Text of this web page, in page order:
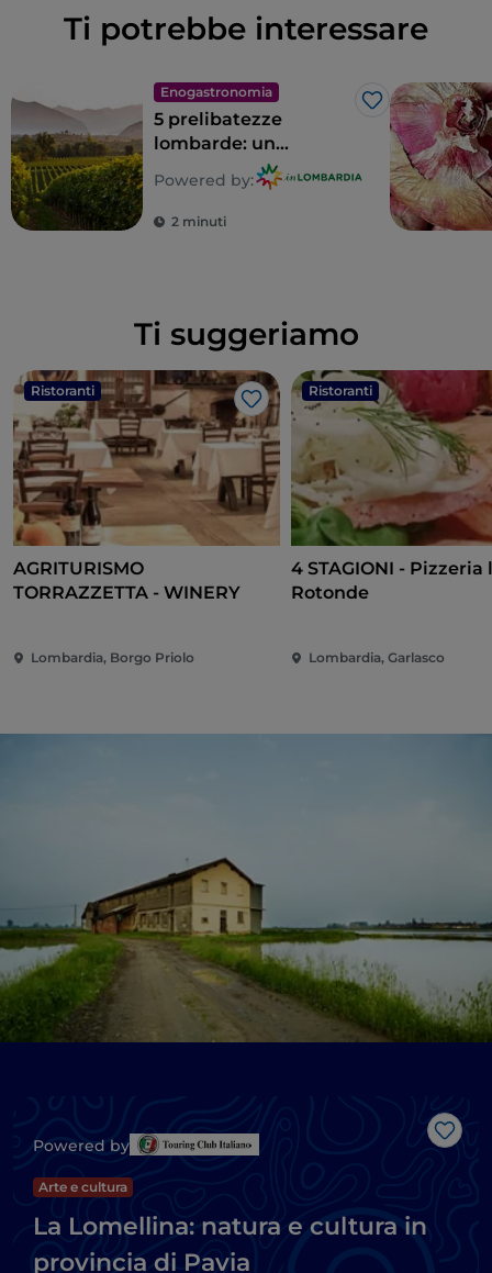
Ti potrebbe interessare
Enogastronomia
Like
5 prelibatezze
lombarde: un
territorio tutto da
gustare
Powered by:
2 minuti
Ti suggeriamo
Ristoranti
Like
AGRITURISMO
TORRAZZETTA - WINERY
Lombardia, Borgo Priolo
Ristoranti
4 STAGIONI - Pizzeria
Rotonde
Lombardia, Garlasco
Like
Powered by
Arte e cultura
La Lomellina: natura e cultura in
provincia di Pavia